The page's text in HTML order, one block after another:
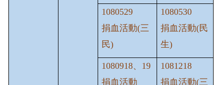
1080529
捐血活動(三
民)
1080530
捐血活動(民
生)
1080918、19
捐血活動
1081218
捐血活動(三